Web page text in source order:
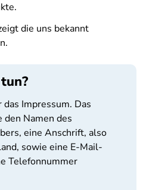
die uns bekannt
Impressum. Das
Namen des
eine Anschrift, also
sowie eine E-Mail-
Telefonnummer